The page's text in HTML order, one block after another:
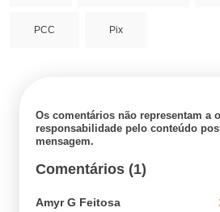
PCC Pix
Os comentários não representam a
responsabilidade pelo conteúdo
mensagem.
Comentários (1)
Amyr G Feitosa